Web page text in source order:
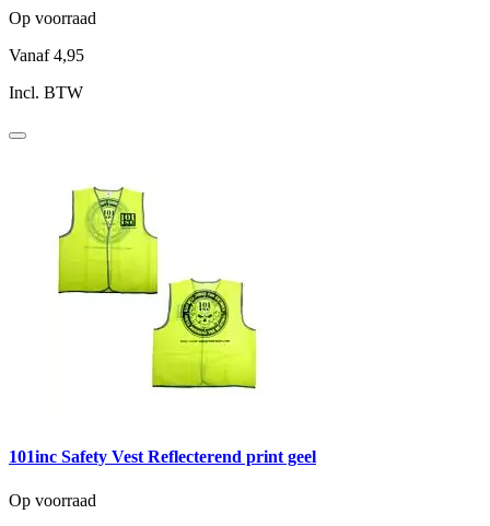
Op voorraad
Vanaf 4,95
Incl. BTW
101inc Safety Vest Reflecterend print geel
Op voorraad